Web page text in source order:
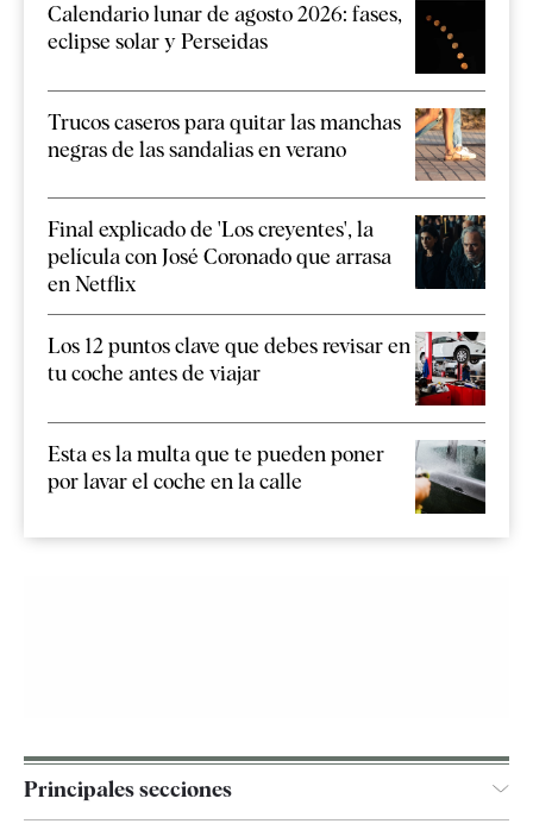
Calendario lunar de agosto 2026: fases,
eclipse solar y Perseidas
Trucos caseros para quitar las manchas
negras de las sandalias en verano
Final explicado de 'Los creyentes', la
película con José Coronado que arrasa
en Netflix
Los 12 puntos clave que debes revisar en
tu coche antes de viajar
Esta es la multa que te pueden poner
por lavar el coche en la calle
Principales secciones